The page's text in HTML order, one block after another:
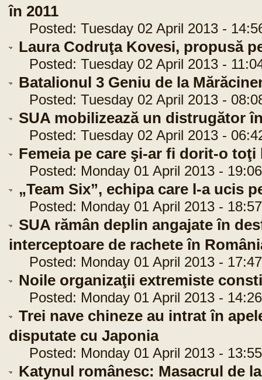
în 2011
Posted: Tuesday 02 April 2013 -
Laura Codruţa Kovesi, propusă
Posted: Tuesday 02 April 2013 -
Batalionul 3 Geniu de la
Posted: Tuesday 02 April 2013 -
SUA mobilizează un distrugător
Posted: Tuesday 02 April 2013 -
Femeia pe care şi-ar fi dorit-o toţi
Posted: Monday 01 April 2013 -
„Team Six”, echipa care l-a ucis
Posted: Monday 01 April 2013 -
SUA rămân deplin angajate în
interceptoare de rachete în
Posted: Monday 01 April 2013 -
Noile organizaţii extremiste
Posted: Monday 01 April 2013 -
Trei nave chineze au intrat în
disputate cu Japonia
Posted: Monday 01 April 2013 -
Katynul românesc: Masacrul de